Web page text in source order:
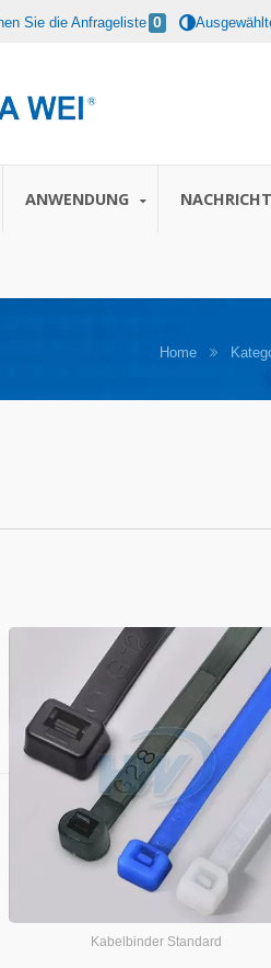
Sie die Anfrageliste 0
ANWENDUNG
Home
Kabelbinder Standard